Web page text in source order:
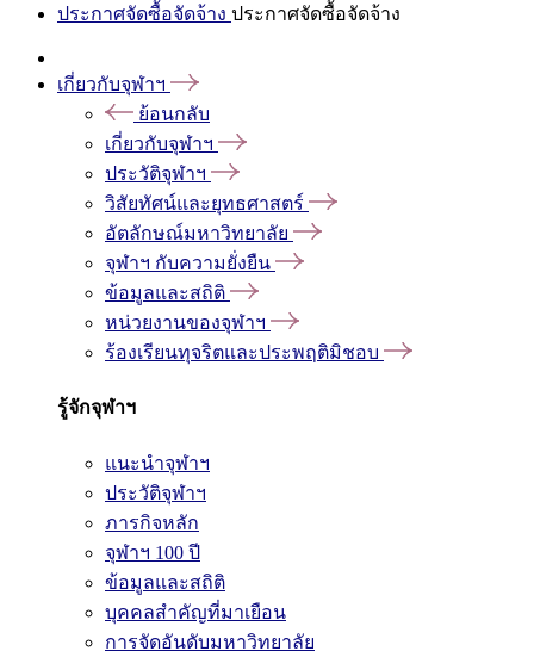
ประกาศจัดซื้อจัดจ้าง ประกาศจัดซื้อจัดจ้าง
เกี่ยวกับจุฬาฯ
ย้อนกลับ
เกี่ยวกับจุฬาฯ
ประวัติจุฬาฯ
วิสัยทัศน์และยุทธศาสตร์
อัตลักษณ์มหาวิทยาลัย
จุฬาฯ กับความยั่งยืน
ข้อมูลและสถิติ
หน่วยงานของจุฬาฯ
ร้องเรียนทุจริตและประพฤติมิชอบ
รู้จักจุฬาฯ
แนะนำจุฬาฯ
ประวัติจุฬาฯ
ภารกิจหลัก
จุฬาฯ 100 ปี
ข้อมูลและสถิติ
บุคคลสำคัญที่มาเยือน
การจัดอันดับมหาวิทยาลัย